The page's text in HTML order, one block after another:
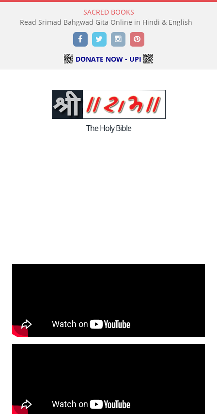
SACRED BOOKS
Read Srimad Bahgwad Gita Online in Hindi & English
FacebookTwitterInstagramPinterest
DONATE NOW - UPI
The Holy Bible